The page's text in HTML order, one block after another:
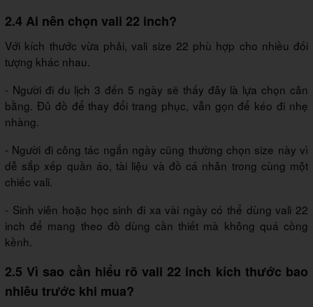
2.4 Ai nên chọn vali 22 inch?
Với kích thước vừa phải, vali size 22 phù hợp cho nhiều đối
tượng khác nhau.
- Người đi du lịch 3 đến 5 ngày sẽ thấy đây là lựa chọn cân
bằng. Đủ đồ để thay đổi trang phục, vẫn gọn để kéo đi nhẹ
nhàng.
- Người đi công tác ngắn ngày cũng thường chọn size này vì
dễ sắp xếp quần áo, tài liệu và đồ cá nhân trong cùng một
chiếc vali.
- Sinh viên hoặc học sinh đi xa vài ngày có thể dùng vali 22
inch để mang theo đồ dùng cần thiết mà không quá cồng
kềnh.
2.5 Vì sao cần hiểu rõ vali 22 inch kích thước bao
nhiêu trước khi mua?